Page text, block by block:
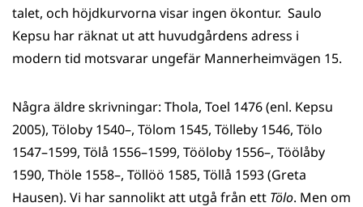
talet, och höjdkurvorna visar ingen ökontur. Saulo
Kepsu har räknat ut att huvudgårdens adress i
modern tid motsvarar ungefär Mannerheimvägen 15.
Några äldre skrivningar: Thola, Toel 1476 (enl. Kepsu
2005), Töloby 1540–, Tölom 1545, Tölleby 1546, Tölo
1547–1599, Tölå 1556–1599, Tööloby 1556–, Töölåby
1590, Thöle 1558–, Töllöö 1585, Töllå 1593 (Greta
Hausen). Vi har sannolikt att utgå från ett Tölo. Men om